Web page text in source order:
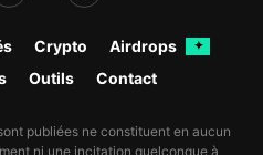
Crypto Airdrops ✦
Outils Contact
publiées ne constituent en aucun
ni une incitation quelconque à